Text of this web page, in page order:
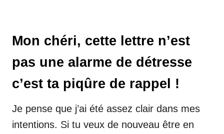
Mon chéri, cette lettre n’est
pas une alarme de détresse
c’est ta piqûre de rappel !
Je pense que j’ai été assez clair dans mes
intentions. Si tu veux de nouveau être en